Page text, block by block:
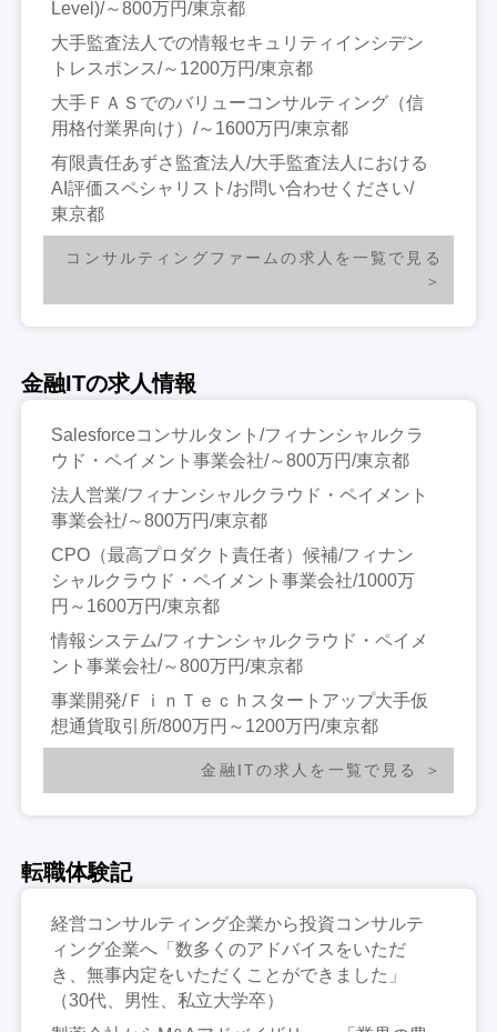
Level)/～800万円/東京都
大手監査法人での情報セキュリティインシデン
トレスポンス/～1200万円/東京都
大手ＦＡＳでのバリューコンサルティング（信
用格付業界向け）/～1600万円/東京都
有限責任あずさ監査法人/大手監査法人における
AI評価スペシャリスト/お問い合わせください/
東京都
コンサルティングファームの求人を一覧で見る
金融ITの求人情報
Salesforceコンサルタント/フィナンシャルクラ
ウド・ペイメント事業会社/～800万円/東京都
法人営業/フィナンシャルクラウド・ペイメント
事業会社/～800万円/東京都
CPO（最高プロダクト責任者）候補/フィナン
シャルクラウド・ペイメント事業会社/1000万
円～1600万円/東京都
情報システム/フィナンシャルクラウド・ペイメ
ント事業会社/～800万円/東京都
事業開発/ＦｉｎＴｅｃｈスタートアップ大手仮
想通貨取引所/800万円～1200万円/東京都
金融ITの求人を一覧で見る
転職体験記
経営コンサルティング企業から投資コンサルテ
ィング企業へ「数多くのアドバイスをいただ
き、無事内定をいただくことができました」
（30代、男性、私立大学卒）